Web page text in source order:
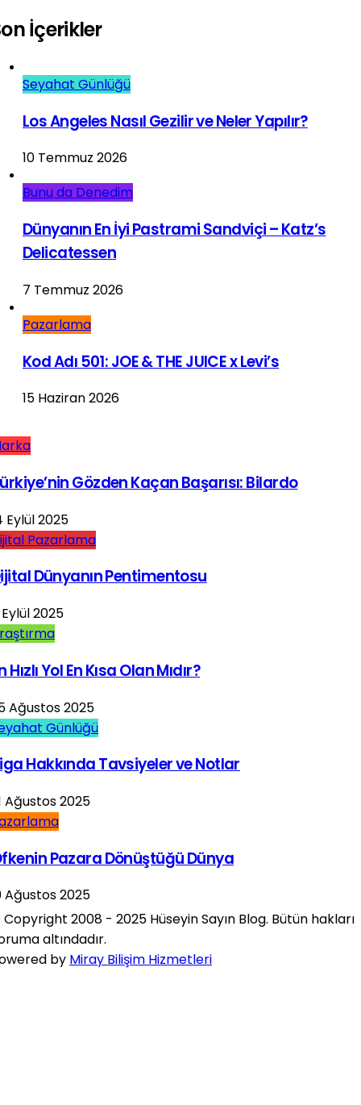
İçerikler
Seyahat Günlüğü
Los Angeles Nasıl Gezilir ve Neler Yapılır?
10 Temmuz 2026
Bunu da Denedim
Dünyanın En İyi Pastrami Sandviçi – Katz’s
Delicatessen
7 Temmuz 2026
Pazarlama
Kod Adı 501: JOE & THE JUICE x Levi’s
15 Haziran 2026
Gözden Kaçan Başarısı: Bilardo
Eylül 2025
Pazarlama
Dünyanın Pentimentosu
2025
Hızlı Yol En Kısa Olan Mıdır?
Ağustos 2025
Günlüğü
Hakkında Tavsiyeler ve Notlar
Ağustos 2025
Pazara Dönüştüğü Dünya
Ağustos 2025
2008 - 2025 Hüseyin Sayın Blog. Bütün hakları
altındadır.
by Miray Bilişim Hizmetleri